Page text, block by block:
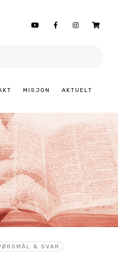
MISJON AKTUELT
& SVAR